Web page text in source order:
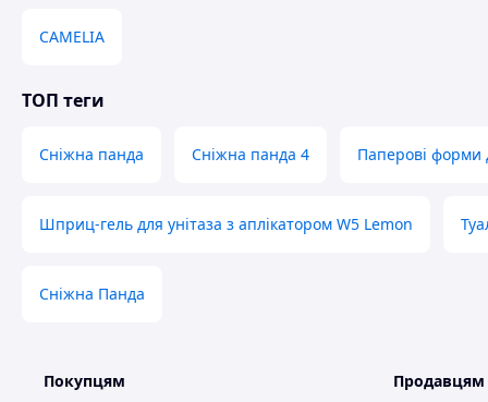
CAMELIA
ТОП теги
Сніжна панда Сніжна панда 4 Паперові форми
Шприц-гель для унітаза з аплікатором W5 Lemon
Сніжна Панда
Покупцям Продавцям